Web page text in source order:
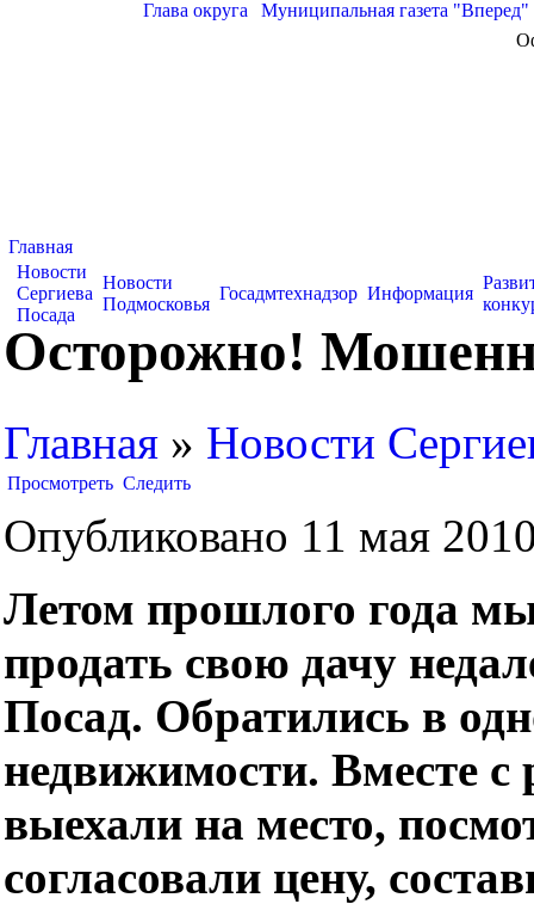
Глава округа Муниципальная газета "Вперед"
Главная
Новости
Сергиева
Посада
Новости
Подмосковья
Госадмтехнадзор Информация
Осторожно!
Главная » Новости
Просмотреть Следить
Опубликовано 11 мая
Летом прошлого года
продать свою дачу
Посад. Обратились в
недвижимости. Вместе с
выехали на место,
согласовали цену,